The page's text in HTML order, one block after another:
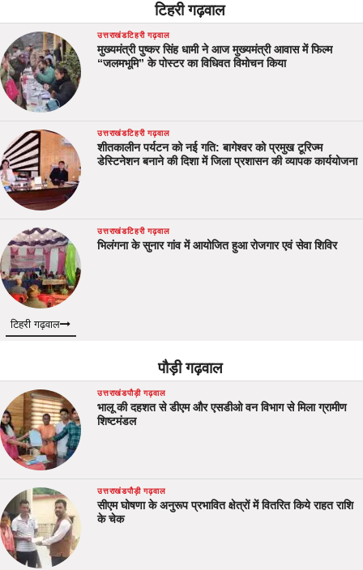
टिहरी गढ़वाल
उत्तराखंडटिहरी गढ़वाल
मुख्यमंत्री पुष्कर सिंह धामी ने आज मुख्यमंत्री आवास में फिल्म
“जलमभूमि” के पोस्टर का विधिवत विमोचन किया
उत्तराखंडटिहरी गढ़वाल
शीतकालीन पर्यटन को नई गति: बागेश्वर को प्रमुख टूरिज्म
डेस्टिनेशन बनाने की दिशा में जिला प्रशासन की व्यापक कार्ययोजना
उत्तराखंडटिहरी गढ़वाल
भिलंगना के सुनार गांव में आयोजित हुआ रोजगार एवं सेवा शिविर
टिहरी गढ़वाल
पौड़ी गढ़वाल
उत्तराखंडपौड़ी गढ़वाल
भालू की दहशत से डीएम और एसडीओ वन विभाग से मिला ग्रामीण
शिष्टमंडल
उत्तराखंडपौड़ी गढ़वाल
सीएम घोषणा के अनुरूप प्रभावित क्षेत्रों में वितरित किये राहत राशि
के चेक